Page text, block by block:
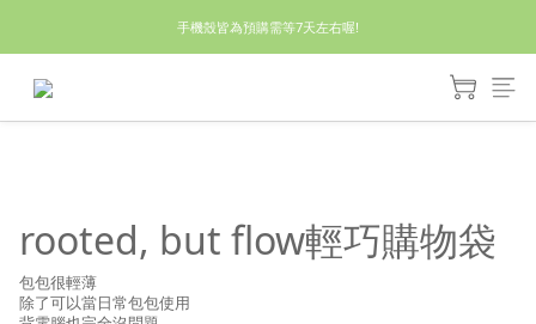
休假回來了!8/5恢復出貨₍˄•༝•˄₎◞✩
手機殼皆為預購需等7天左右喔!
亮綠澎澎夾棉立體相機包 預購中! 製作有點延遲預計八月中出貨
rooted, but flow輕巧購物袋
包包很輕薄
除了可以當日常包包使用